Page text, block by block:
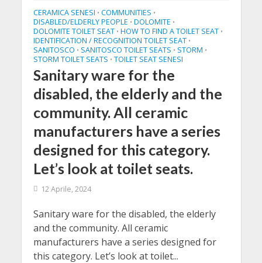
CERAMICA SENESI • COMMUNITIES •
DISABLED/ELDERLY PEOPLE • DOLOMITE •
DOLOMITE TOILET SEAT • HOW TO FIND A TOILET SEAT •
IDENTIFICATION / RECOGNITION TOILET SEAT •
SANITOSCO • SANITOSCO TOILET SEATS • STORM •
STORM TOILET SEATS • TOILET SEAT SENESI
Sanitary ware for the
disabled, the elderly and the
community. All ceramic
manufacturers have a series
designed for this category.
Let’s look at toilet seats.
12 Aprile, 2024
Sanitary ware for the disabled, the elderly
and the community. All ceramic
manufacturers have a series designed for
this category. Let’s look at toilet...